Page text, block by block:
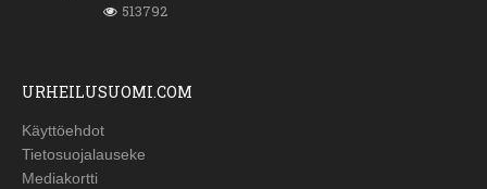
513792
URHEILUSUOMI.COM
Käyttöehdot
Tietosuojalauseke
Mediakortti